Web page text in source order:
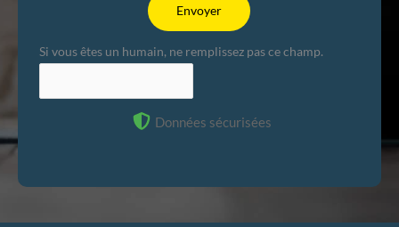
Envoyer
Si vous êtes un humain, ne remplissez pas ce champ.
Données sécurisées